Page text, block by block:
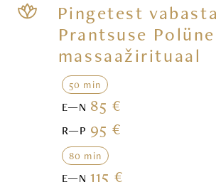
Pingetest
Prantsuse
massaažirituaal
50 min
E—N 85 €
R—P 95 €
80 min
E—N115 €